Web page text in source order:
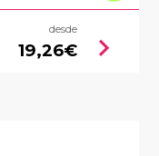
desde
19,26€ chevron_right